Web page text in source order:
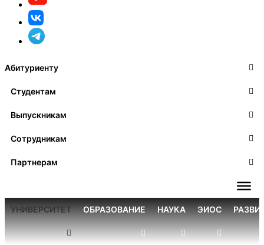
Абитуриенту
Студентам
Выпускникам
Сотрудникам
Партнерам
УНИВЕРСИТЕТ ОБРАЗОВАНИЕ НАУКА ЭИОС